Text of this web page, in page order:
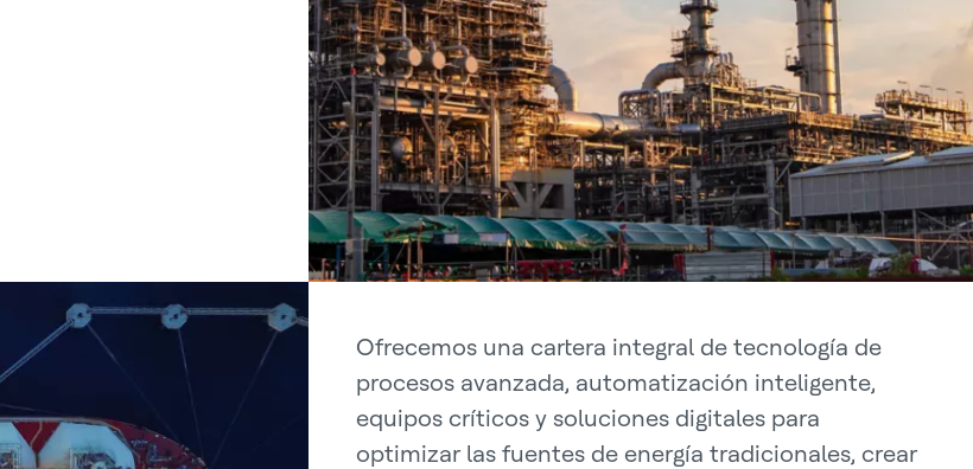
Ofrecemos una cartera integral de tecnología de
procesos avanzada, automatización inteligente,
equipos críticos y soluciones digitales para
optimizar las fuentes de energía tradicionales, crear